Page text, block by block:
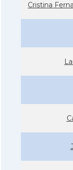
Cristina